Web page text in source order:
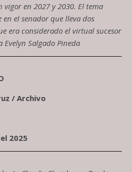
en 2027 y 2030. El tema
el senador que lleva dos
era considerado el virtual sucesor
Salgado Pineda
/ Archivo
2025